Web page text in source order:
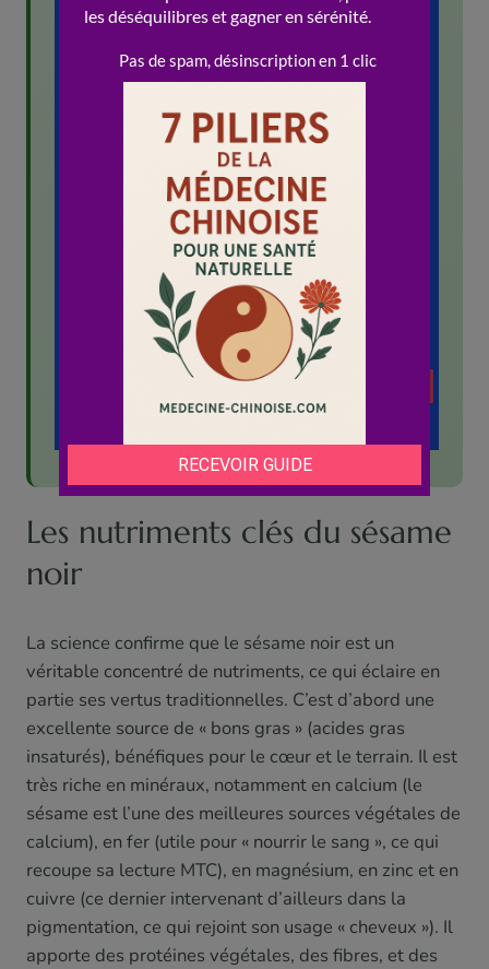
Les nutriments clés du sésame
noir
La science confirme que le sésame noir est un
véritable concentré de nutriments, ce qui éclaire en
partie ses vertus traditionnelles. C’est d’abord une
excellente source de « bons gras » (acides gras
insaturés), bénéfiques pour le cœur et le terrain. Il est
très riche en minéraux, notamment en calcium (le
sésame est l’une des meilleures sources végétales de
calcium), en fer (utile pour « nourrir le sang », ce qui
recoupe sa lecture MTC), en magnésium, en zinc et en
cuivre (ce dernier intervenant d’ailleurs dans la
pigmentation, ce qui rejoint son usage « cheveux »). Il
apporte des protéines végétales, des fibres, et des